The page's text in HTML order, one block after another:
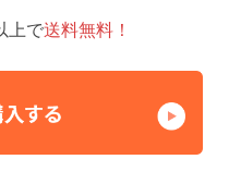
上で送料無料！